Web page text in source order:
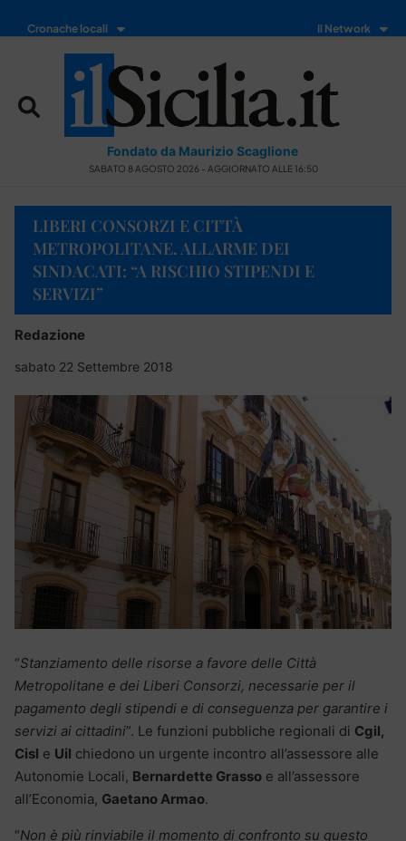
Cronache locali Il Network
Fondato da Maurizio Scaglione
SABATO 8 AGOSTO 2026 - AGGIORNATO ALLE 16:50
LIBERI CONSORZI E CITTÀ
METROPOLITANE. ALLARME DEI
SINDACATI: “A RISCHIO STIPENDI E
SERVIZI”
Redazione
sabato 22 Settembre 2018
“Stanziamento delle risorse a favore delle Città
Metropolitane e dei Liberi Consorzi, necessarie per il
pagamento degli stipendi e di conseguenza per garantire i
servizi ai cittadini”. Le funzioni pubbliche regionali di Cgil,
Cisl e Uil chiedono un urgente incontro all’assessore alle
Autonomie Locali, Bernardette Grasso e all’assessore
all’Economia, Gaetano Armao.
“Non è più rinviabile il momento di confronto su questo